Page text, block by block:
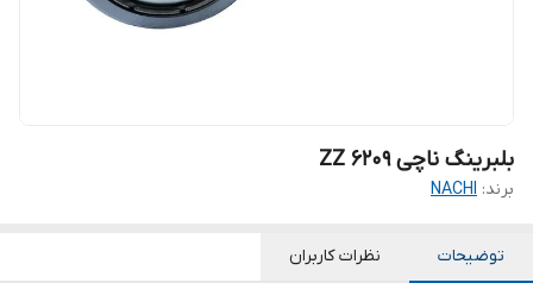
بلبرینگ ناچی 6209 ZZ
برند: NACHI
توضیحات نظرات کاربران